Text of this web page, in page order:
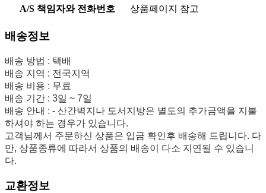
A/S 책임자와 전화번호
상품페이지 참고
배송정보
배송 방법 : 택배
배송 지역 : 전국지역
배송 비용 : 무료
배송 기간 : 3일 ~ 7일
배송 안내 : - 산간벽지나 도서지방은 별도의 추가금액을 지불
하셔야 하는 경우가 있습니다.
고객님께서 주문하신 상품은 입금 확인후 배송해 드립니다. 다
만, 상품종류에 따라서 상품의 배송이 다소 지연될 수 있습니
다.
교환정보